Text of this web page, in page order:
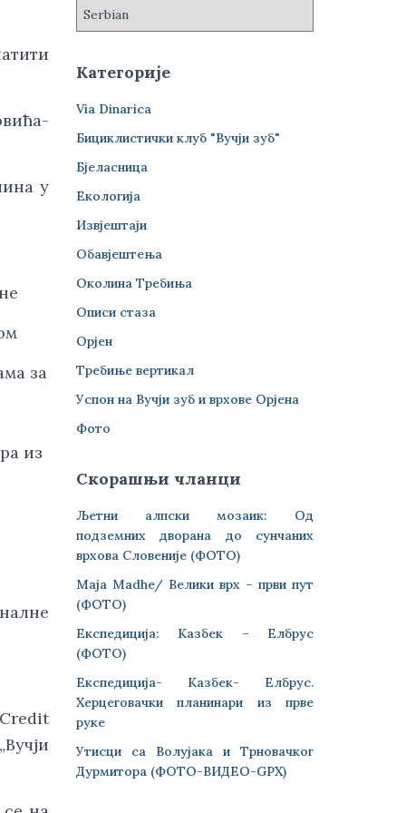
у
за
из
Категорије
Via Dinarica
Бициклистички клуб "Вучји зуб"
Бјеласница
Екологија
Извјештаји
Обавјештења
Околина Требиња
Описи стаза
Орјен
Требиње вертикал
Успон на Вучји зуб и врхове Орјена
Фото
Скорашњи чланци
Љетни алпски мозаик: Од
подземних дворана до сунчаних
врхова Словеније (ФОТО)
Maja Madhe/ Велики врх – први пут
(ФОТО)
Експедиција: Казбек – Елбрус
(ФОТО)
Експедиција- Казбек- Елбрус.
Херцеговачки планинари из прве
руке
Утисци са Волујака и Трновачког
Дурмитора (ФОТО-ВИДЕО-GPX)